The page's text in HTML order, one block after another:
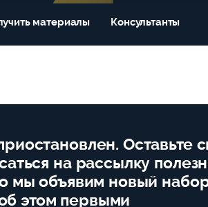
материалы Консультанты
Оставьте
на рассылку
мы объявим новый
этом первыми